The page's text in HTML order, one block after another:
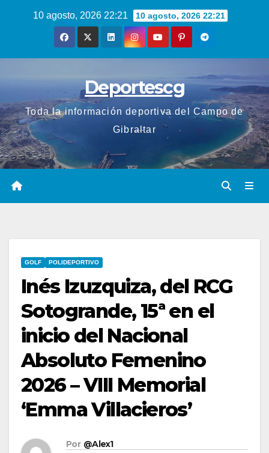
10 agosto, 2026 22:21 10 agosto, 2026 22:21
Deportescg
Toda la información deportiva del Campo de
Gibraltar
GOLF POLIDEPORTIVO
Inés Izuzquiza, del RCG
Sotogrande, 15ª en el
inicio del Nacional
Absoluto Femenino
2026 – VIII Memorial
‘Emma Villacieros’
Por @Alex1